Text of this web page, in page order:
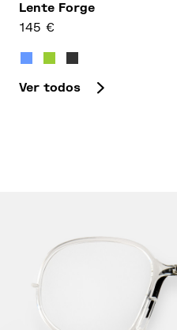
Lente Forge
145 €
Ver todos